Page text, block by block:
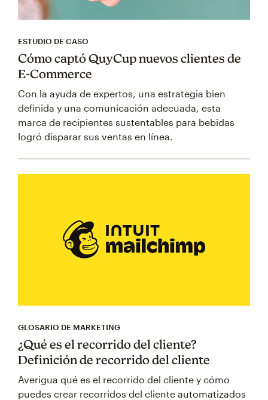
ESTUDIO DE CASO
Cómo captó QuyCup nuevos clientes de
E-Commerce
Con la ayuda de expertos, una estrategia bien
definida y una comunicación adecuada, esta
marca de recipientes sustentables para bebidas
logró disparar sus ventas en línea.
GLOSARIO DE MARKETING
¿Qué es el recorrido del cliente?
Definición de recorrido del cliente
Averigua qué es el recorrido del cliente y cómo
puedes crear recorridos del cliente automatizados